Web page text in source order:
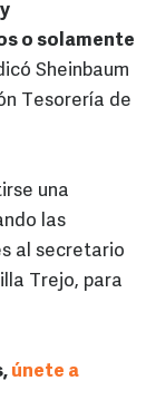
o solamente
Sheinbaum
Tesorería de
una
las
al secretario
Trejo, para
únete a